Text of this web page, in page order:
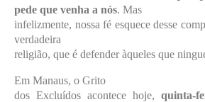
pede que venha a nós. Mas
infelizmente, nossa fé esquece desse
verdadeira
religião, que é defender àqueles que
Em Manaus, o Grito
dos Excluídos acontece hoje, quinta-